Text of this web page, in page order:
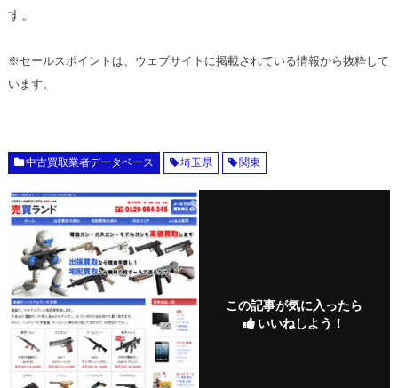
す。
※セールスポイントは、ウェブサイトに掲載されている情報から抜粋して
います。
中古買取業者データベース 埼玉県 関東
この記事が気に入ったら
いいねしよう！